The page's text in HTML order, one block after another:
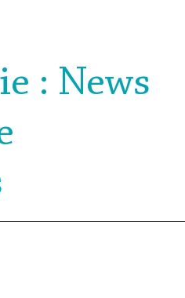
: News